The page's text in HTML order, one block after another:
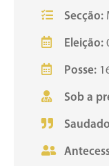
Secção:
Eleição:
Posse:
Sob a